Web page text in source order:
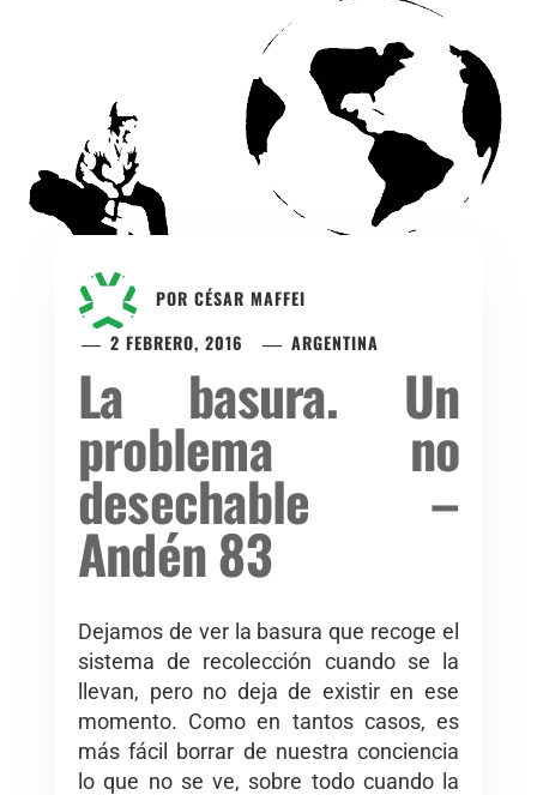
POR CÉSAR MAFFEI
2 FEBRERO, 2016
ARGENTINA
La basura. Un
problema no
desechable –
Andén 83
Dejamos de ver la basura que recoge el
sistema de recolección cuando se la
llevan, pero no deja de existir en ese
momento. Como en tantos casos, es
más fácil borrar de nuestra conciencia
lo que no se ve, sobre todo cuando la